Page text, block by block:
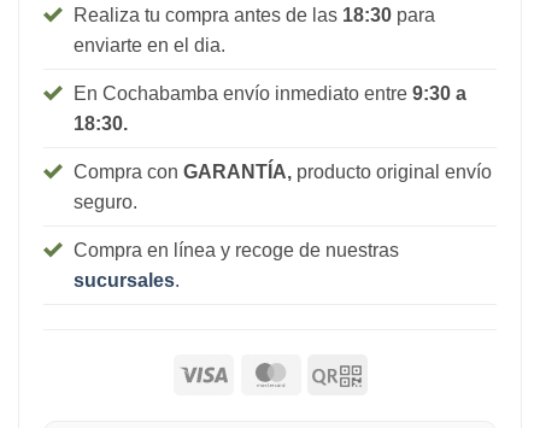
Realiza tu compra antes de las 18:30para
enviarte en el dia.
En Cochabamba envío inmediato entre 9:30 a
18:30.
Compra con GARANTÍA,producto original envío
seguro.
Compra en línea y recoge de nuestras
sucursales.